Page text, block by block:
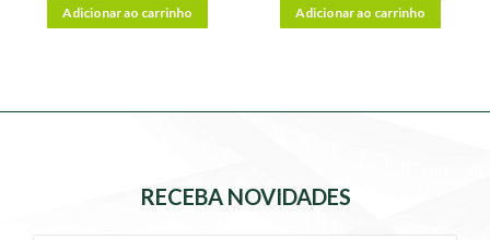
Adicionar ao carrinho Adicionar ao carrinho
RECEBA NOVIDADES